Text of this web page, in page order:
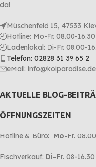
da!
Müschenfeld 15, 47533
Hotline: Mo-Fr. 08.00-16.30
Ladenlokal: Di-Fr. 08.00-
Telefon: 02828 31 39 65 2
eMail: info@koiparadise.de
AKTUELLE BLOG-
ÖFFNUNGSZEITEN
Hotline & Büro: Mo-Fr.
Fischverkauf: Di-Fr. 08-16.30